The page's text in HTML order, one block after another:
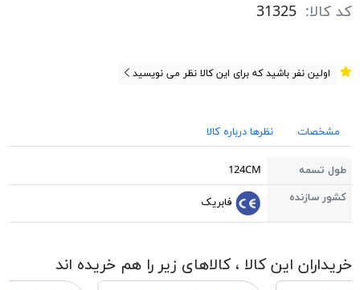
کد کالا: 31325
اولین نفر باشید که برای این کالا نظر می نویسید
مشخصات نظرها درباره کالا
طول تسمه
124CM
کشور سازنده
فابریک
خریداران این کالا ، کالاهای زیر را هم خریده اند